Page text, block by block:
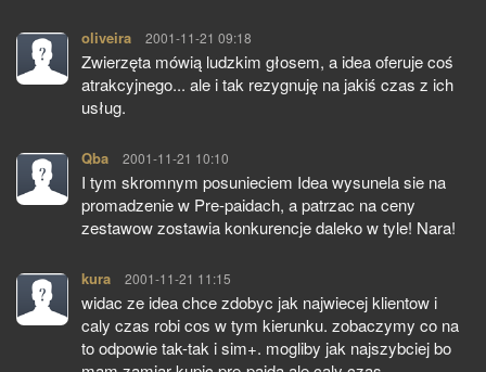
oliveira pisze:
2001-11-21 09:18
Zwierzęta mówią ludzkim głosem, a idea oferuje coś
atrakcyjnego... ale i tak rezygnuję na jakiś czas z ich
usług.
Qba pisze:
2001-11-21 10:10
I tym skromnym posunieciem Idea wysunela sie na
promadzenie w Pre-paidach, a patrzac na ceny
zestawow zostawia konkurencje daleko w tyle! Nara!
kura pisze:
2001-11-21 11:15
widac ze idea chce zdobyc jak najwiecej klientow i
caly czas robi cos w tym kierunku. zobaczymy co na
to odpowie tak-tak i sim+. mogliby jak najszybciej bo